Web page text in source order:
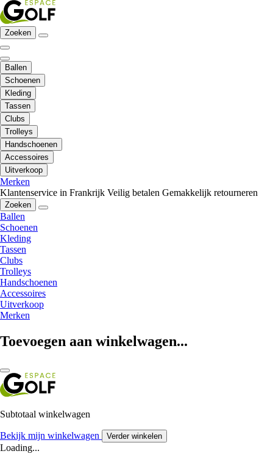
Zoeken
Ballen
Schoenen
Kleding
Tassen
Clubs
Trolleys
Handschoenen
Accessoires
Uitverkoop
Merken
Klantenservice in Frankrijk Veilig betalen Gemakkelijk retourneren
Zoeken
Ballen
Schoenen
Kleding
Tassen
Clubs
Trolleys
Handschoenen
Accessoires
Uitverkoop
Merken
Toevoegen aan winkelwagen...
Subtotaal winkelwagen
Bekijk mijn winkelwagen Verder winkelen
Loading...